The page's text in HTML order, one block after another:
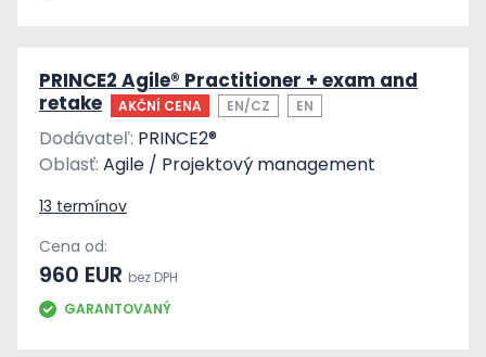
PRINCE2 Agile® Practitioner + exam and
retake
AKČNÍ CENA EN/CZ EN
Dodávateľ: PRINCE2®
Oblasť: Agile / Projektový management
13 termínov
Cena od:
960 EUR bez DPH
GARANTOVANÝ